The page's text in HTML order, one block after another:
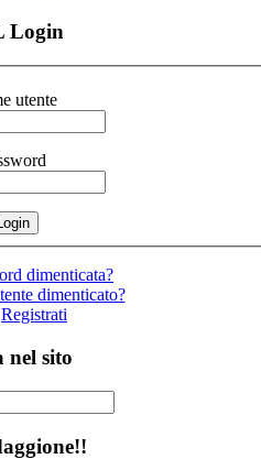
Login
utente
dimenticata?
dimenticato?
Registrati
nel sito